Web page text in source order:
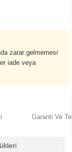
zarar gelmemesi
iade veya
Garanti Ve